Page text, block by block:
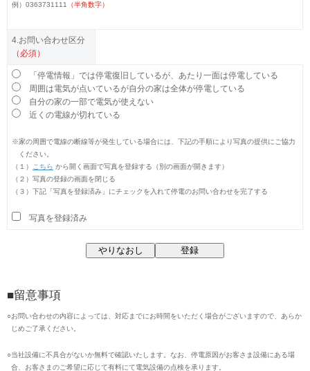
例） 0363731111 （半角数字）
4.お問い合わせ区分
（必須）
「停電情報」では停電復旧しているが、あたり一面は停電している
周囲は電気が点いているが自分の家は全体が停電している
自分の家の一部で電気が使えない
近くの電線が切れている
※家の周囲で電線の断線等が発生している場合には、下記の手順により写真の提供にご協力
ください。
（１）
こちら から開く画面で写真を登録する（別の画面が開きます）
（２） 写真の登録の画面を閉じる
（３） 下記「写真を登録済み」にチェックを入れて停電のお問い合わせを完了する
写真を登録済み
■留意事項
○お問い合わせの内容によっては、対応までにお時間をいただく場合がございますので、あらか
じめご了承ください。
○当社設備に不具合がないか無料で確認いたします。なお、停電原因がお客さま設備にある場
合、お客さまのご希望に応じて有料にて電気設備の点検を承ります。